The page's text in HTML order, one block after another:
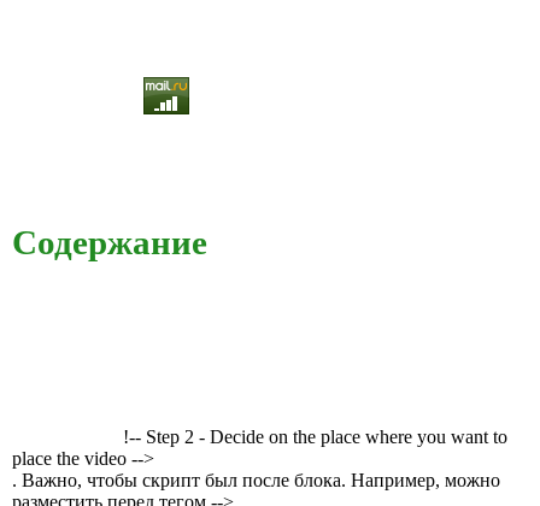
Содержание
!-- Step 2 - Decide on the place where you want to
place the video -->
. Важно, чтобы скрипт был после блока. Например, можно
разместить перед тегом -->